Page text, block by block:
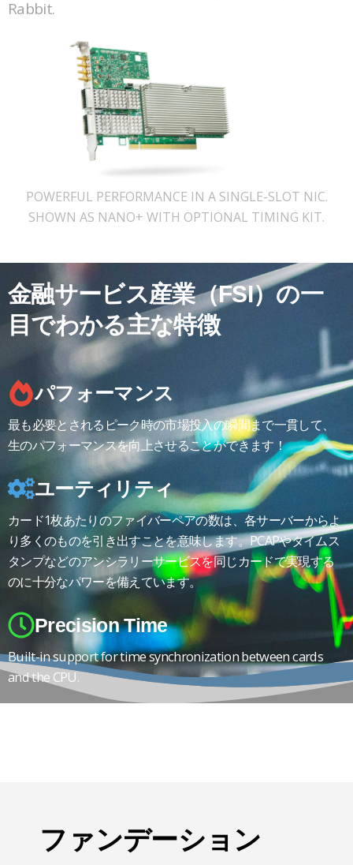
Rabbit.
POWERFUL PERFORMANCE IN A SINGLE-SLOT NIC.
SHOWN AS NANO+ WITH OPTIONAL TIMING KIT.
金融サービス産業（FSI）の一
目でわかる主な特徴
パフォーマンス
最も必要とされるピーク時の市場投入の瞬間まで一貫して、
生のパフォーマンスを向上させることができます！
ユーティリティ
カード1枚あたりのファイバーペアの数は、各サーバーからよ
り多くのものを引き出すことを意味します。PCAPやタイムス
タンプなどのアンシラリーサービスを同じカードで実現する
のに十分なパワーを備えています。
Precision Time
Built-in support for time synchronization between cards
and the CPU.
ファンデーション